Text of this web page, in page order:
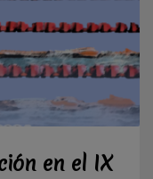
en el IX